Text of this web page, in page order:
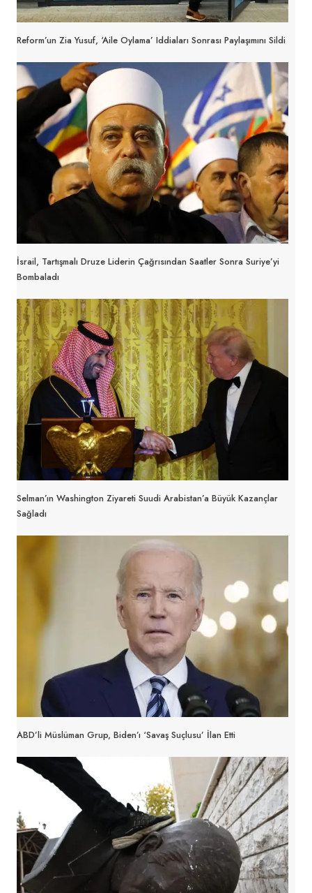
Reform’un Zia Yusuf, ‘aile Oylama’ Iddiaları Sonrası Paylaşımını Sildi
İsrail, Tartışmalı Druze Liderin Çağrısından Saatler Sonra Suriye’yi
Bombaladı
Selman’ın Washington Ziyareti Suudi Arabistan’a Büyük Kazançlar
Sağladı
ABD’li Müslüman Grup, Biden’ı ‘Savaş Suçlusu’ İlan Etti